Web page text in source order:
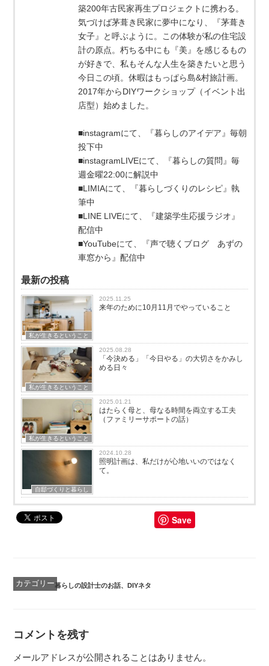
築200年古民家再生プロジェクトに携わる。
気づけば茅葺き民家に夢中になり、『茅葺き
女子』と呼ぶように。この体験が私の住宅設
計の原点。朽ちる中にも『美』を感じるもの
が好きで、私もそんな人生を築きたいと思う
今日この頃。休暇はもっぱら島&村旅計画。
2017年からDIYワークショップ（イベント出
店型）始めました。
■instagramにて、『暮らしのアイデア』毎朝
投下中
■instagramLIVEにて、『暮らしの質問』毎
週金曜22:00に解説中
■LIMIAにて、『暮らしづくりのレシピ』執
筆中
■LINE LIVEにて、『建築学生応援ラジオ』
配信中
■YouTubeにて、『声で聴くブログ あずの
車窓から』配信中
最新の投稿
私が生きるということ
2025.11.25
来年のために10月11月でやっていること
私が生きるということ
2025.08.28
「今決める」「今日やる」の大切さをかみし
める日々
私が生きるということ
2025.01.21
はたらく母と、母なる時間を両立する工夫
（ファミリーサポートの話）
自邸づくりと暮らし
2024.10.28
照明計画は、私だけが心地いいのではなく
て。
Save
カ
暮らしの設計士のお話、 DIYネタ
コメントを残す
メールアドレスが公開されることはありません。